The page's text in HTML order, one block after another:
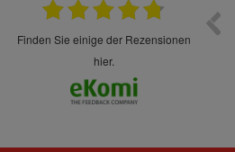
finden Sie einige der Rezensionen
hier.
sehr sorgsam verpackt. Alles kommt
Spaß so einzukaufen. Die Abwicklung ist